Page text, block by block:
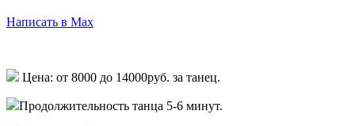
Написать в Max
Цена: от 8000 до 14000руб. за танец.
Продолжительность танца 5-6 минут.